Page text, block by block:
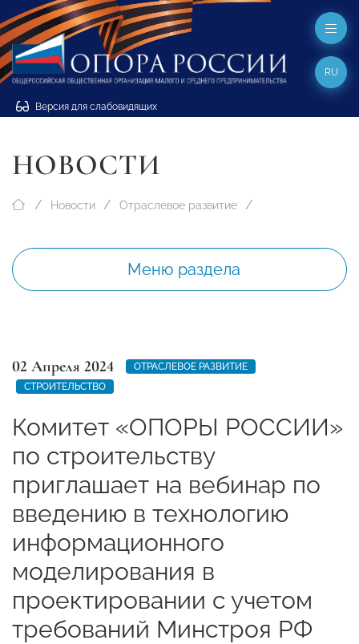
Версия для слабовидящих
RU
НОВОСТИ
Новости Отраслевое развитие
Меню раздела
02 Апреля 2024
ОТРАСЛЕВОЕ РАЗВИТИЕ
СТРОИТЕЛЬСТВО
Комитет «ОПОРЫ РОССИИ»
по строительству
приглашает на вебинар по
введению в технологию
информационного
моделирования в
проектировании с учетом
требований Минстроя РФ